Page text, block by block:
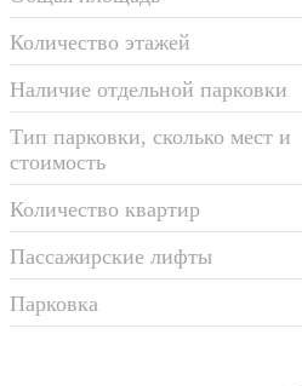
Количество этажей
Наличие отдельной парковки
Тип парковки, сколько мест и
стоимость
Количество квартир
Пассажирские лифты
Парковка